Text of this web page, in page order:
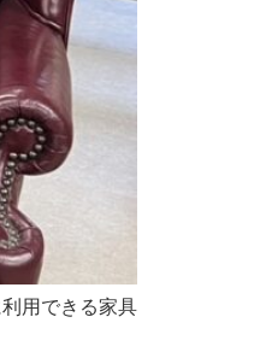
用できる家具